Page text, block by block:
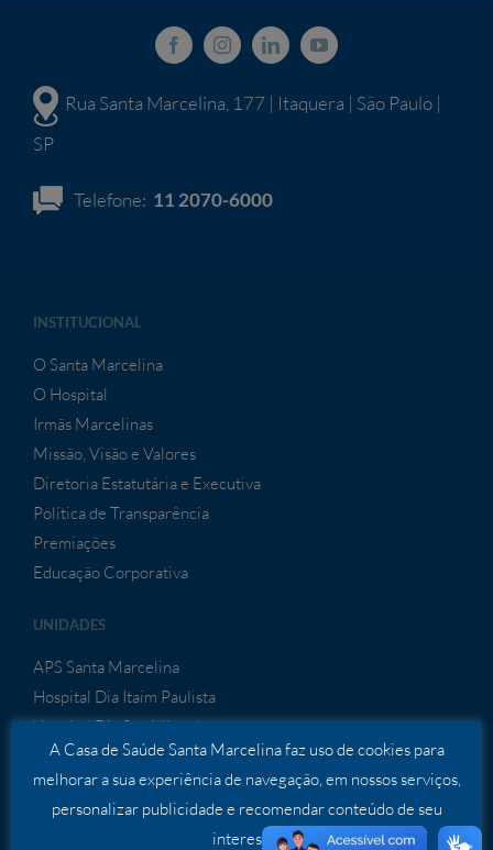
Rua Santa Marcelina, 177 | Itaquera | São Paulo |
SP
Telefone: 11 2070-6000
INSTITUCIONAL
O Santa Marcelina
O Hospital
Irmãs Marcelinas
Missão, Visão e Valores
Diretoria Estatutária e Executiva
Política de Transparência
Premiações
Educação Corporativa
UNIDADES
APS Santa Marcelina
Hospital Dia Itaim Paulista
Hospital Dia São Miguel
Hospital do Itaim Paulista
Hospital de Itaquaquecetuba
Hospital Cidade Tiradentes
A Casa de Saúde Santa Marcelina faz uso de cookies para
melhorar a sua experiência de navegação, em nossos serviços,
personalizar publicidade e recomendar conteúdo de seu
interesse.